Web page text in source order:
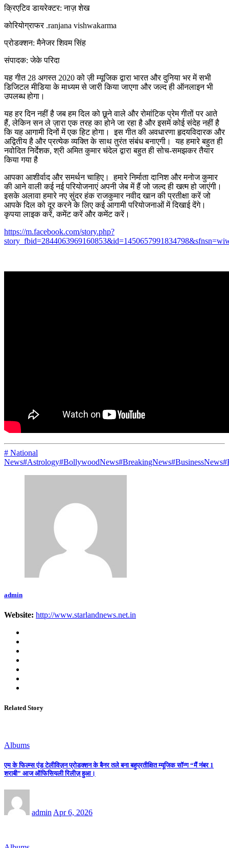
क्रिएटिव डायरेक्टर: नाज़ शेख
कोरियोग्राफर .ranjana vishwakarma
प्रोडक्शन: मैनेजर शिवम सिंह
संपादक: जेके परिदा
यह गीत 28 अगस्त 2020 को ज़ी म्यूजिक द्वारा भारत और दुनिया भर में सभी
डिजिटल मीडिया के माध्यम से जारी किया जाएगा और जल्द ही ऑनलाइन भी
उपलब्ध होगा।
यह हर दिन नहीं है जब हम दिल को छूने वाले और रोमांटिक प्रेम गीतों पर आते
हैं, लेकिन सन ले ज़ारा एक तरह का होने जा रहा है और इसमें कोई संदेह नहीं है
कि यह आगामी दिनों में एक हिट होगा। इस गीत की अवधारणा हृदयविदारक और
अद्वितीय है और प्रत्येक व्यक्ति के साथ तुरंत संबंध बनाएगी। यह हमारे बहुत ही
नवोदित निर्देशक, श्री अमित कुमार चंदेल द्वारा बहुत ही सोच-समझकर तैयार
किया गया है
आपका आशीर्वाद और समर्थन चाहिए। हमारे निर्माता दानिश और मनोज कुमार
की आने वाली कई नई परियोजनाएं अपनी जेब में हैं जो जल्द ही खत्म हो जाएंगी।
इसके अलावा हमारे नए सुंदर हंक राजकुमार नवीद खान की प्रतीक्षा करें जो
आपके दिल को दूर करने के लिए कई आगामी परियोजनाओं में दिखाई देंगे।
कृपया लाइक करें, कमेंट करें और कमेंट करें।
https://m.facebook.com/story.php?
# National
News#Astrology#BollywoodNews#BreakingNews#BusinessNews
admin
Website: http://www.starlandnews.net.in
Related Story
Albums
एम के फिल्म्स एंड टेलीविज़न प्रोडक्शन के बैनर तले बना बहुप्रतीक्षित म्यूजिक सॉन्ग “मैं नंबर 1
शराबी” आज ऑफिसियली रिलीज़ हुआ।
admin Apr 6, 2026